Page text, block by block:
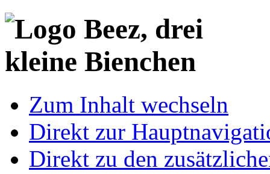
Zum Inhalt wechseln
Direkt zur
Direkt zu den